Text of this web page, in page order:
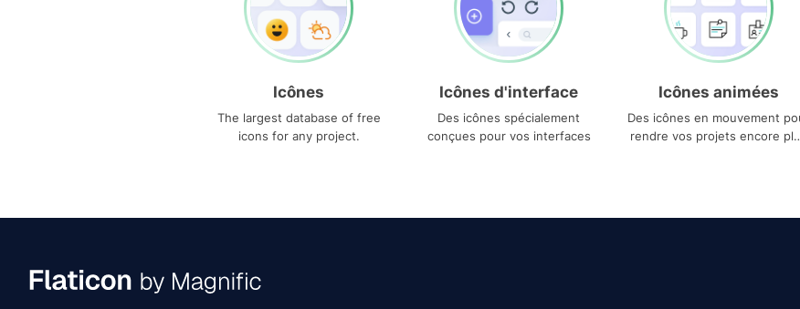
Icônes
The largest database of free
icons for any project.
Icônes d'interface
Des icônes spécialement
conçues pour vos interfaces
Icônes animées
Des icônes en mouvement
rendre vos projets encore